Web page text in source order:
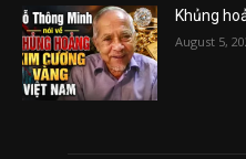
Khủng
August 5,